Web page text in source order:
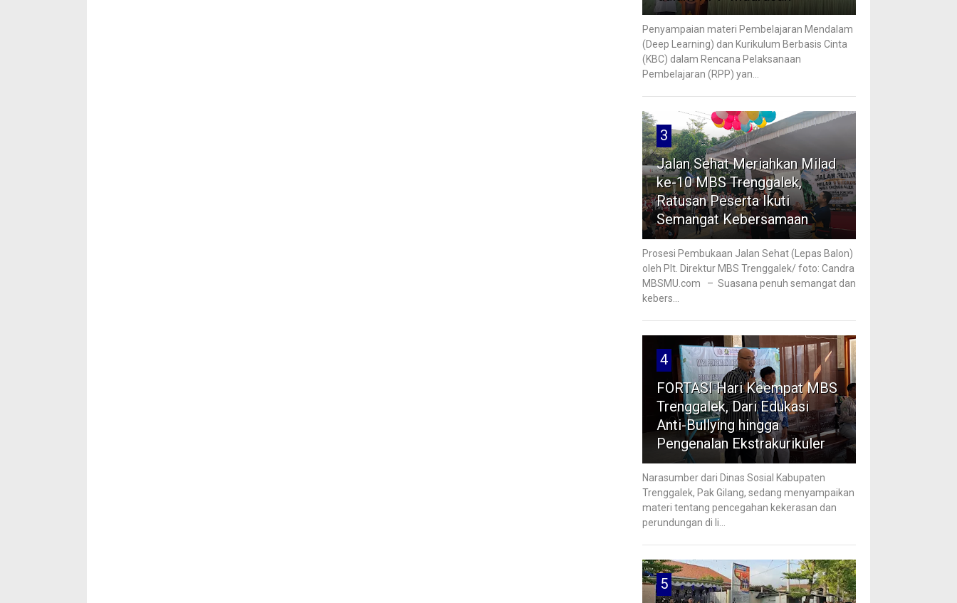
Penyampaian materi Pembelajaran Mendalam
(Deep Learning) dan Kurikulum Berbasis Cinta
(KBC) dalam Rencana Pelaksanaan
Pembelajaran (RPP) yan...
3
Jalan Sehat Meriahkan Milad
ke-10 MBS Trenggalek,
Ratusan Peserta Ikuti
Semangat Kebersamaan
Prosesi Pembukaan Jalan Sehat (Lepas Balon)
oleh Plt. Direktur MBS Trenggalek/ foto: Candra
MBSMU.com – Suasana penuh semangat dan
kebers...
4
FORTASI Hari Keempat MBS
Trenggalek, Dari Edukasi
Anti-Bullying hingga
Pengenalan Ekstrakurikuler
Narasumber dari Dinas Sosial Kabupaten
Trenggalek, Pak Gilang, sedang menyampaikan
materi tentang pencegahan kekerasan dan
perundungan di li...
5